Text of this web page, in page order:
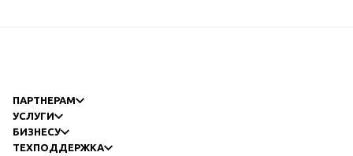
ПАРТНЕРАМ
УСЛУГИ
БИЗНЕСУ
ТЕХПОДДЕРЖКА